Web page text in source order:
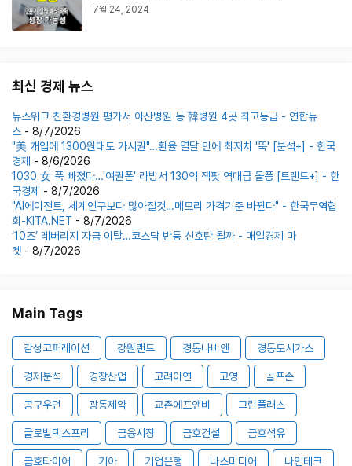
7월 24, 2024
최신 경제 뉴스
뉴스위크 친환경병원 평가서 아산병원 등 韓병원 4곳 최고등급 - 연합뉴
스 - 8/7/2026
"美 개입에 1300원대도 가시권"…환율 열달 만에 최저치 '뚝' [분석+] - 한국
경제 - 8/6/2026
1030 女 푹 빠졌다…'여권폰' 라방서 130억 잭팟 역대급 돌풍 [트렌드+] - 한
국경제 - 8/7/2026
"AI에이전트, 세계인구보다 많아질것…메모리 가격기준 바뀐다" - 한국무역협
회-KITA.NET - 8/7/2026
‘10조’ 레버리지 자금 이탈…코스닥 반등 신호탄 될까 - 매일경제 마
켓 - 8/7/2026
Main Tags
감성코퍼레이션 강원랜드 경동나비엔 경동도시가스
경제분석 경창산업 고려아연 고영 골프존
공구우먼 광동제약 교촌에프앤비 그린플러스
글로벌텍스프리 금융시장 금호건설 금호석유
금호타이어 기아 기업은행 나스미디어 나인테크